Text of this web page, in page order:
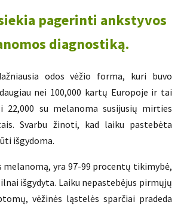
pagerinti ankstyvos
diagnostiką.
odos vėžio forma, kuri buvo
nei 100,000 kartų Europoje ir tai
22,000 su melanoma susijusių mirties
Svarbu žinoti, kad laiku pastebėta
išgydoma.
melanomą, yra 97-99 procentų tikimybė,
išgydyta. Laiku nepastebėjus pirmųjų
vėžinės ląstelės sparčiai pradeda